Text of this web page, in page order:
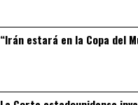
“Irán estará en la Copa del